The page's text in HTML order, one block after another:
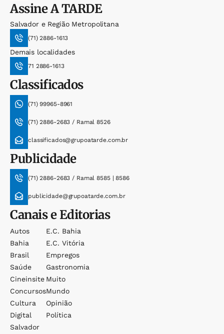
AssineA TARDE
Salvador e Região Metropolitana
(71) 2886-1613
Demais localidades
71 2886-1613
Classificados
(71) 99965-8961
(71) 2886-2683 / Ramal 8526
classificados@grupoatarde.com.br
Publicidade
(71) 2886-2683 / Ramal 8585 | 8586
publicidade@grupoatarde.com.br
Canais e Editorias
Autos
Bahia
Brasil
Saúde
Cineinsite
Concursos
Cultura
Digital
Salvador
E.c. Bahia
E.c. Vitória
Empregos
Gastronomia
Muito
Mundo
Opinião
Política